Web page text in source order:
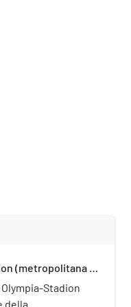
(metropolitana di
Stadion
della